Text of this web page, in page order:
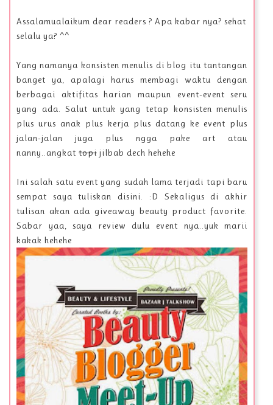
Assalamualaikum dear readers ? Apa kabar nya? sehat
selalu ya? ^^
Yang namanya konsisten menulis di blog itu tantangan
banget ya, apalagi harus membagi waktu dengan
berbagai aktifitas harian maupun event-event seru
yang ada. Salut untuk yang tetap konsisten menulis
plus urus anak plus kerja plus datang ke event plus
jalan-jalan juga plus ngga pake art atau
nanny..angkat topi jilbab dech hehehe
Ini salah satu event yang sudah lama terjadi tapi baru
sempat saya tuliskan disini. :D Sekaligus di akhir
tulisan akan ada giveaway beauty product favorite.
Sabar yaa, saya review dulu event nya..yuk marii
kakak hehehe